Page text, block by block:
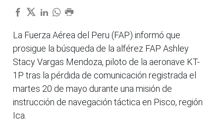
La Fuerza Aérea del Peru (FAP) informó que
prosigue la búsqueda de la alférez FAP Ashley
Stacy Vargas Mendoza, piloto de la aeronave KT-
1P tras la pérdida de comunicación registrada el
martes 20 de mayo durante una misión de
instrucción de navegación táctica en Pisco, región
Ica.